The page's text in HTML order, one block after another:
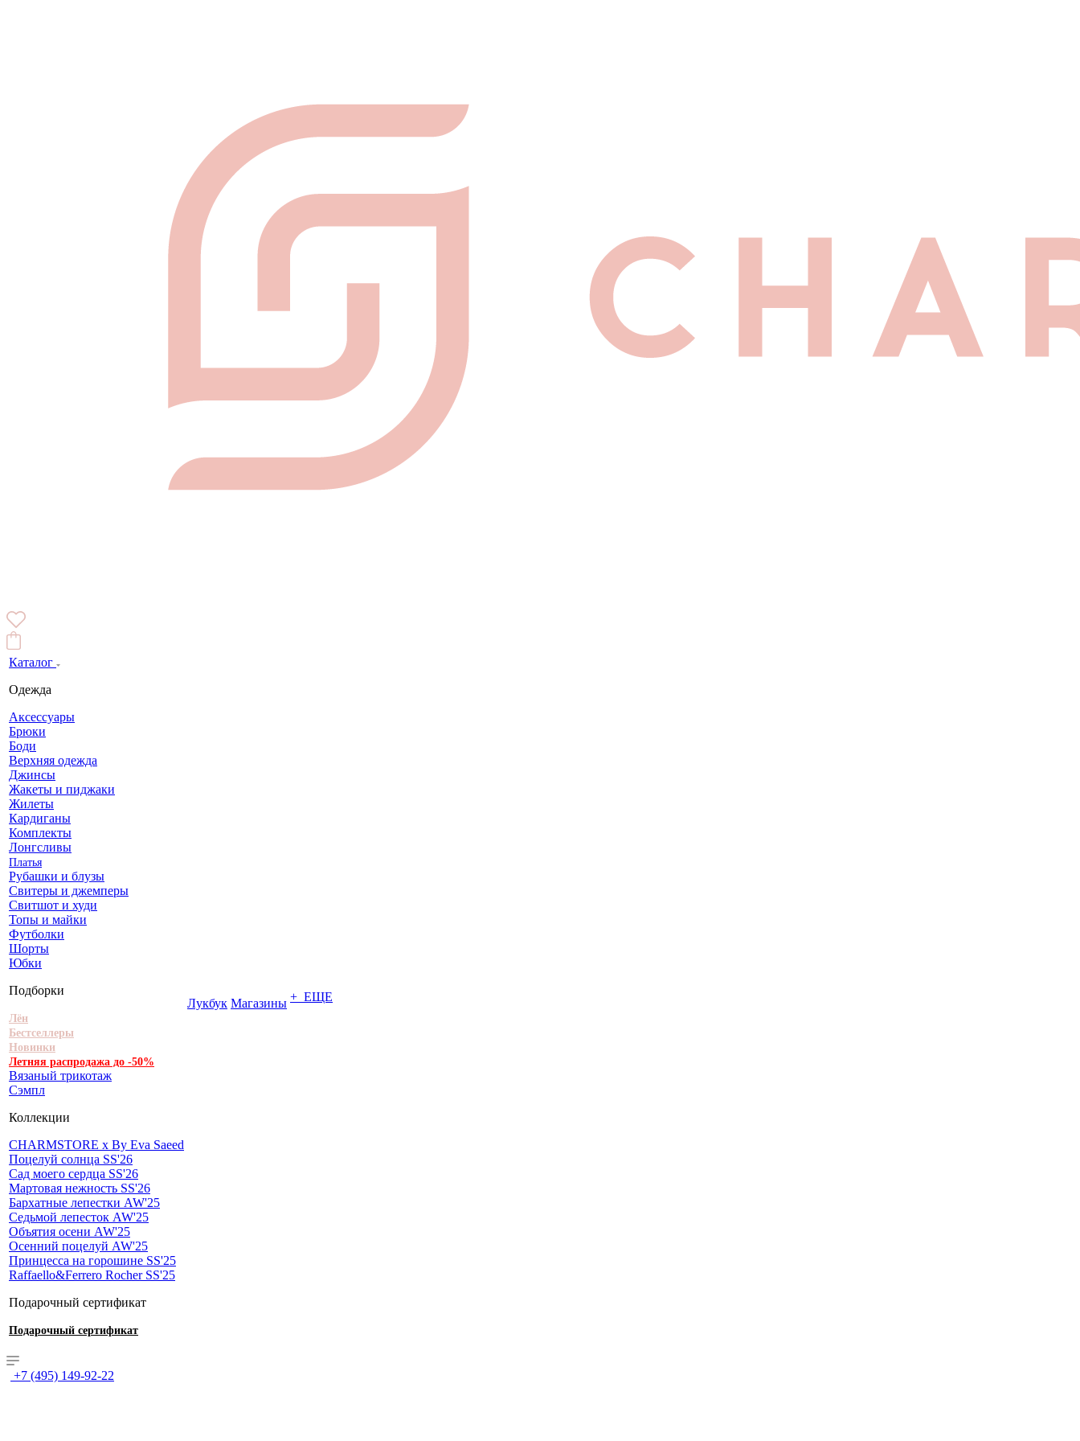
Каталог
Одежда
Аксессуары
Брюки
Боди
Верхняя одежда
Джинсы
Жакеты и пиджаки
Жилеты
Кардиганы
Комплекты
Лонгсливы
Платья
Рубашки и блузы
Свитеры и джемперы
Свитшот и худи
Топы и майки
Футболки
Шорты
Юбки
Подборки
Лён
Бестселлеры
Новинки
Летняя распродажа до -50%
Вязаный трикотаж
Сэмпл
Коллекции
CHARMSTORE х By Eva Saeed
Поцелуй солнца SS'26
Сад моего сердца SS'26
Мартовая нежность SS'26
Бархатные лепестки AW'25
Седьмой лепесток AW'25
Объятия осени AW'25
Осенний поцелуй AW'25
Принцесса на горошине SS'25
Raffaello&Ferrero Rocher SS'25
Подарочный сертификат
Подарочный сертификат
Лукбук Магазины + ЕЩЕ
+7 (495) 149-92-22